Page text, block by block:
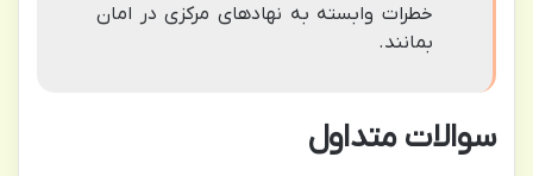
خطرات وابسته به نهادهای مرکزی در امان
بمانند.
سوالات متداول